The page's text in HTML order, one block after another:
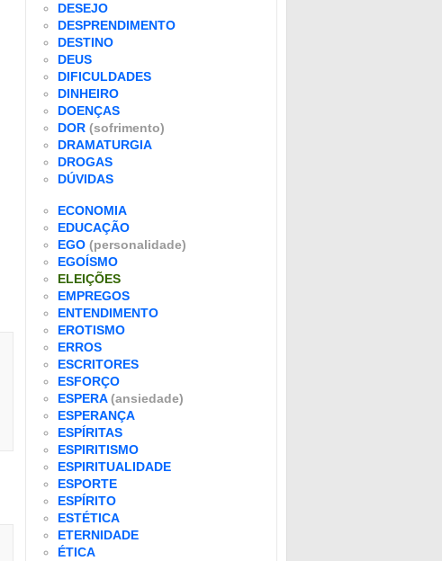
DESEJO
DESPRENDIMENTO
DESTINO
DEUS
DIFICULDADES
DINHEIRO
DOENÇAS
DOR (sofrimento)
DRAMATURGIA
DROGAS
DÚVIDAS
ECONOMIA
EDUCAÇÃO
EGO (personalidade)
EGOÍSMO
ELEIÇÕES
EMPREGOS
ENTENDIMENTO
EROTISMO
ERROS
ESCRITORES
ESFORÇO
ESPERA(ansiedade)
ESPERANÇA
ESPÍRITAS
ESPIRITISMO
ESPIRITUALIDADE
ESPORTE
ESPÍRITO
ESTÉTICA
ETERNIDADE
ÉTICA